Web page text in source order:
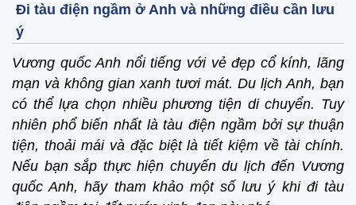
Đi tàu điện ngầm ở Anh và những điều cần lưu
ý
Vương quốc Anh nổi tiếng với vẻ đẹp cổ kính, lãng
mạn và không gian xanh tươi mát. Du lịch Anh, bạn
có thể lựa chọn nhiều phương tiện di chuyển. Tuy
nhiên phổ biến nhất là tàu điện ngầm bởi sự thuận
tiện, thoải mái và đặc biệt là tiết kiệm về tài chính.
Nếu bạn sắp thực hiện chuyến du lịch đến Vương
quốc Anh, hãy tham khảo một số lưu ý khi đi tàu